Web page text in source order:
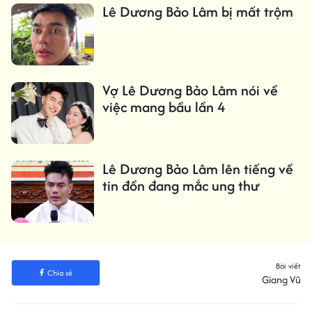
Lê Dương Bảo Lâm bị mất trộm
Vợ Lê Dương Bảo Lâm nói về
việc mang bầu lần 4
Lê Dương Bảo Lâm lên tiếng về
tin đồn đang mắc ung thư
Chia sẻ
Bài viết
Giang Vũ